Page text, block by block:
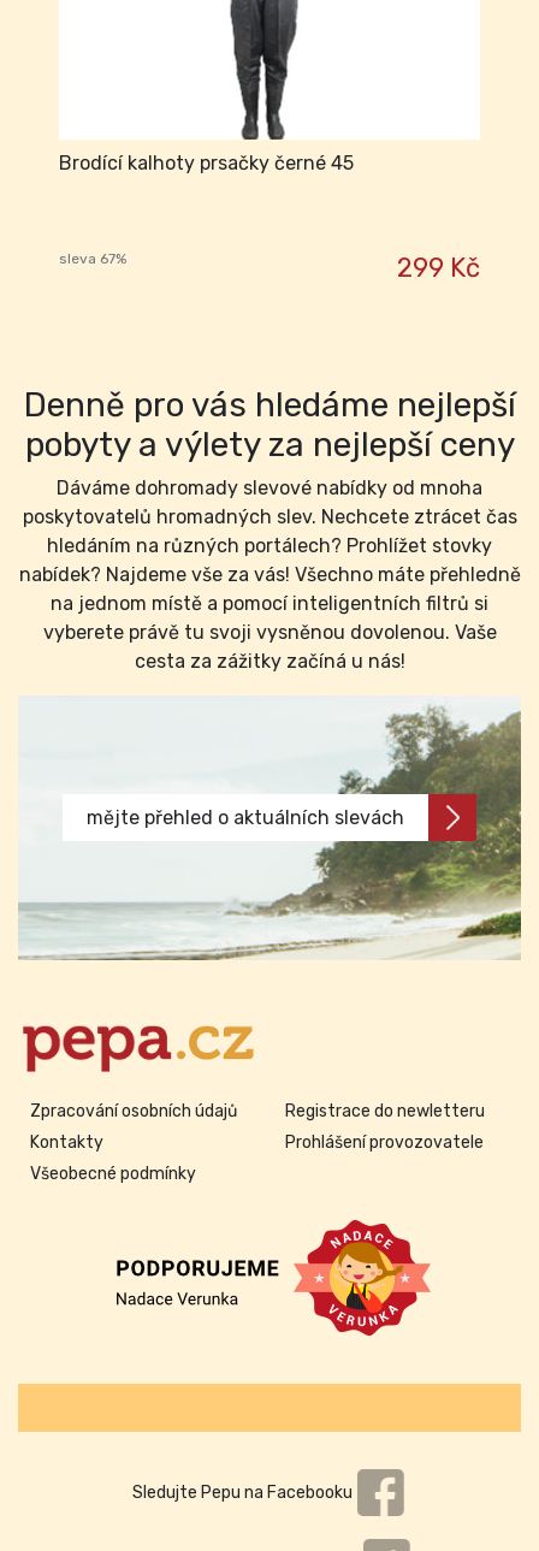
Brodící kalhoty prsačky černé 45
sleva 67% 299 Kč
Denně pro vás hledáme nejlepší
pobyty a výlety za nejlepší ceny
Dáváme dohromady slevové nabídky od mnoha
poskytovatelů hromadných slev. Nechcete ztrácet čas
hledáním na různých portálech? Prohlížet stovky
nabídek? Najdeme vše za vás! Všechno máte přehledně
na jednom místě a pomocí inteligentních filtrů si
vyberete právě tu svoji vysněnou dovolenou. Vaše
cesta za zážitky začíná u nás!
mějte přehled o aktuálních slevách
Zpracování osobních údajů
Kontakty
Všeobecné podmínky
Registrace do newletteru
Prohlášení provozovatele
Sledujte Pepu na Facebooku